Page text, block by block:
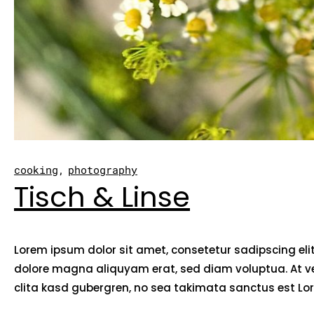
cooking photography
Tisch & Linse
Lorem ipsum dolor sit amet, consetetur sadipscing
dolore magna aliquyam erat, sed diam voluptua. At
clita kasd gubergren, no sea takimata sanctus est